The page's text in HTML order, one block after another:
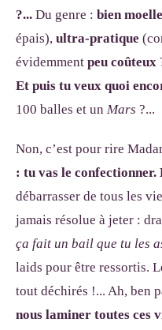
?... Du genre : bien
épais), ultra-pratique
évidemment peu coûteux
Et puis tu veux quoi
100 balles et un Mars ?...
Non, c’est pour rire
: tu vas le
débarrasser de tous les
jamais résolue à jeter :
ça fait un bail que tu les
laids pour être ressortis.
tout déchirés !... Ah, ben
nous laminer toutes ces